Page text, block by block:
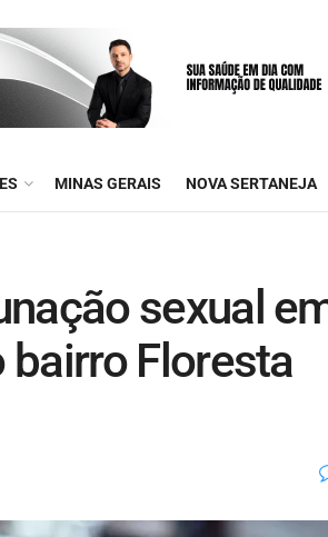
MINAS GERAIS NOVA SERTANEJA
sexual
Floresta